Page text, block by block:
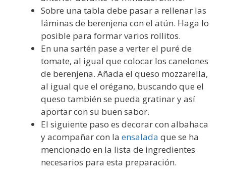
Sobre una tabla debe pasar a rellenar las
láminas de berenjena con el atún. Haga lo
posible para formar varios rollitos.
En una sartén pase a verter el puré de
tomate, al igual que colocar los canelones
de berenjena. Añada el queso mozzarella,
al igual que el orégano, buscando que el
queso también se pueda gratinar y así
aportar con su buen sabor.
El siguiente paso es decorar con albahaca
y acompañar con la ensalada que se ha
mencionado en la lista de ingredientes
necesarios para esta preparación.